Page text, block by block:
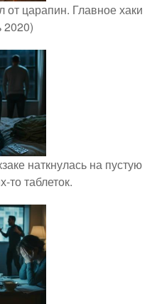
от царапин. Главное хаки
2020)
наткнулась на пустую
то таблеток.